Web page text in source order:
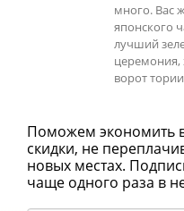
много. Вас
японского
лучший
ворот
Поможем экономить
скидки, не
новых местах.
чаще одного раза в